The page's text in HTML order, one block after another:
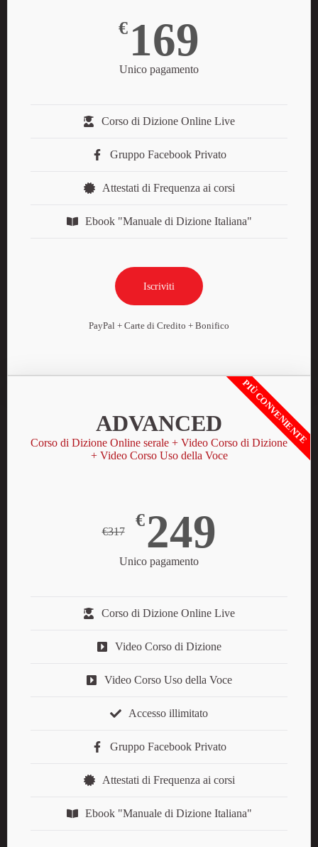
€ 169
Unico pagamento
Corso di Dizione Online Live
Gruppo Facebook Privato
Attestati di Frequenza ai corsi
Ebook "Manuale di Dizione Italiana"
Iscriviti
PayPal + Carte di Credito + Bonifico
ADVANCED
Corso di Dizione Online serale + Video Corso di Dizione
+ Video Corso Uso della Voce
€317
€249
Unico pagamento
Corso di Dizione Online Live
Video Corso di Dizione
Video Corso Uso della Voce
Accesso illimitato
Gruppo Facebook Privato
Attestati di Frequenza ai corsi
Ebook "Manuale di Dizione Italiana"
PIÙ CONVENIENTE